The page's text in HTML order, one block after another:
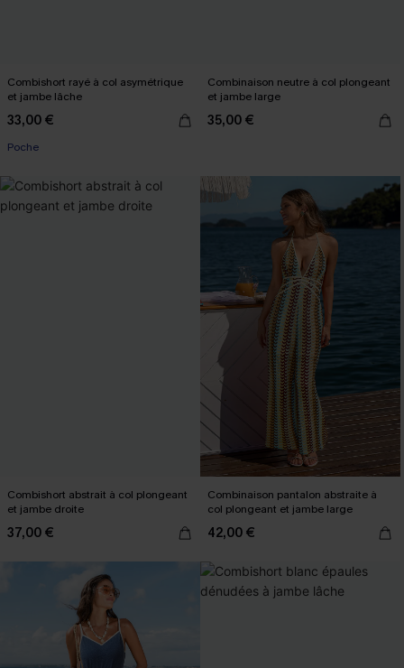
Combishort rayé à col asymétrique
et jambe lâche
33,00 €
Poche
Combinaison neutre à col plongeant
et jambe large
35,00 €
Combishort abstrait à col plongeant
et jambe droite
37,00 €
Combinaison pantalon abstraite à
col plongeant et jambe large
42,00 €